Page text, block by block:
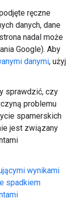
ręczne
danych, dane
nadal może
Google). Aby
danymi, użyj
sprawdzić, czy
problemu
spamerskich
jest związany
wynikami
spadkiem